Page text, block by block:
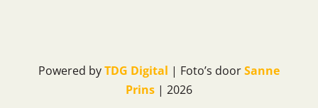
Powered byTDG Digital | Foto’s doorSanne
Prins| 2026